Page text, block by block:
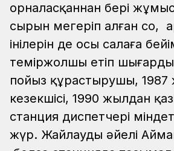
орналасқаннан бері
сырын меңгеріп алған соң,
інілерін де осы салаға
теміржолшы етіп
пойыз құрастырушы,
кезекшісі, 1990 жылдан
станция диспетчері
жүр. Жайлаудың әйелі